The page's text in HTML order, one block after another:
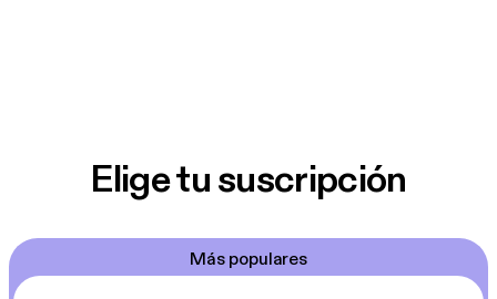
Elige tu suscripción
Más populares